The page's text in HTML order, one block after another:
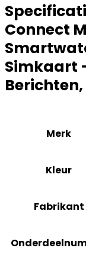
Connect
Simkaart
Berichten,
Merk
Kleur
Fabrikant